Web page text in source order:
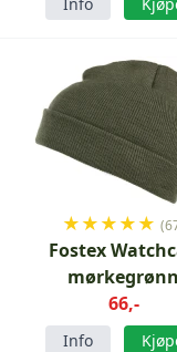
★★★★★
Fostex
mørkegrønn
66,-
Info